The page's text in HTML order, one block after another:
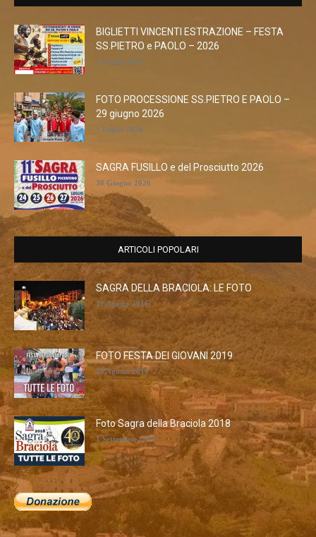
BIGLIETTI VINCENTI ESTRAZIONE – FESTA
SS.PIETRO e PAOLO – 2026
1 Luglio 2026
FOTO PROCESSIONE SS.PIETRO E PAOLO –
29 giugno 2026
1 Luglio 2026
SAGRA FUSILLO e del Prosciutto 2026
30 Giugno 2026
ARTICOLI POPOLARI
SAGRA DELLA BRACIOLA: LE FOTO
31 Agosto 2016
FOTO FESTA DEI GIOVANI 2019
28 Agosto 2019
Foto Sagra della Braciola 2018
1 Settembre 2018